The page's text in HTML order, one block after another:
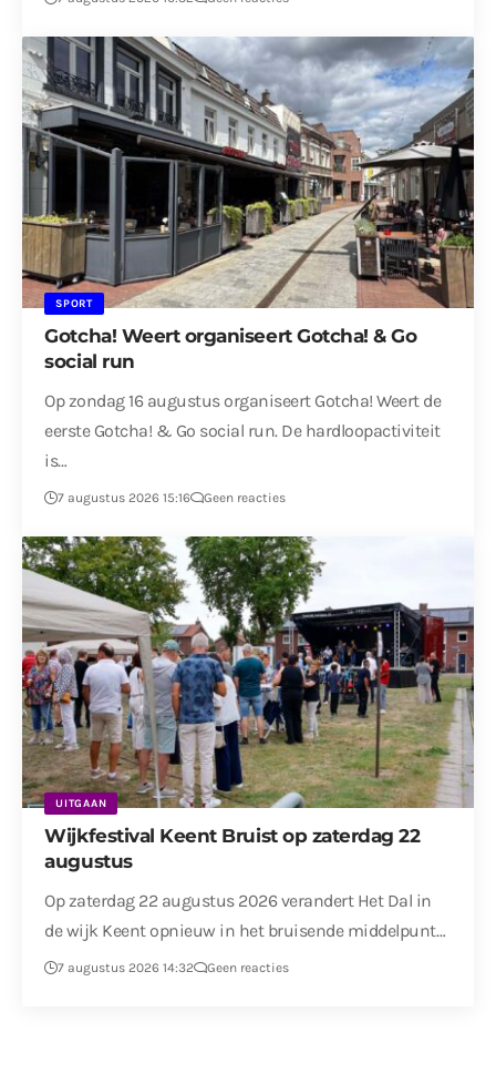
SPORT
Gotcha! Weert organiseert Gotcha! & Go
social run
Op zondag 16 augustus organiseert Gotcha! Weert de
eerste Gotcha! & Go social run. De hardloopactiviteit
is…
7 augustus 2026 15:16 Geen reacties
UITGAAN
Wijkfestival Keent Bruist op zaterdag 22
augustus
Op zaterdag 22 augustus 2026 verandert Het Dal in
de wijk Keent opnieuw in het bruisende middelpunt…
7 augustus 2026 14:32 Geen reacties